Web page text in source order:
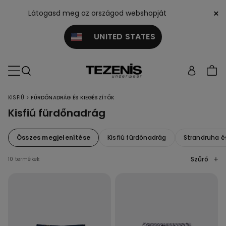
Látogasd meg az országod webshopját
UNITED STATES
×
KISFIÚ > FÜRDŐNADRÁG ÉS KIEGÉSZÍTŐK
Kisfiú fürdőnadrág
Összes megjelenítése Kisfiú fürdőnadrág Strandruha
10 termékek Szűrő